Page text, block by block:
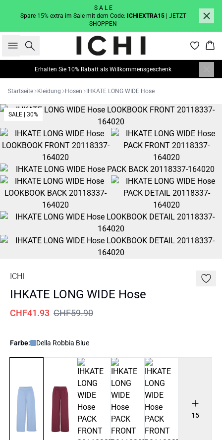
S A L E
Spare 15% extra im Sale mit dem Code: ICHIEXTRA15
| JETZT
SHOPPEN
Suche
Erhalten Sie 10% Rabatt als Willkommensgeschenk
Startseite Kleidung Hosen IHKATE LONG WIDE Hose
SALE | 30%
ICHI
IHKATE LONG WIDE Hose
CHF41.93 CHF59.90
Farbe: Della Robbia Blue
15